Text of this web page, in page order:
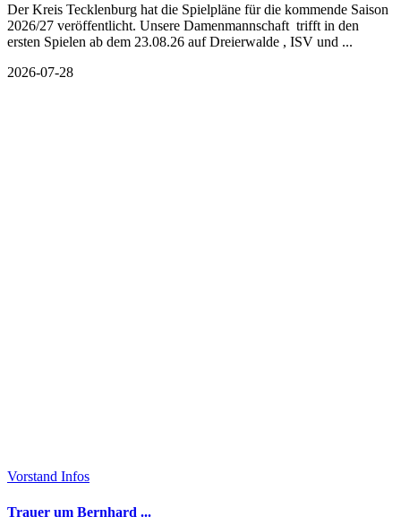
Der Kreis Tecklenburg hat die Spielpläne für die kommende Saison
2026/27 veröffentlicht. Unsere Damenmannschaft trifft in den
ersten Spielen ab dem 23.08.26 auf Dreierwalde , ISV und ...
2026-07-28
Vorstand Infos
Trauer um Bernhard ...